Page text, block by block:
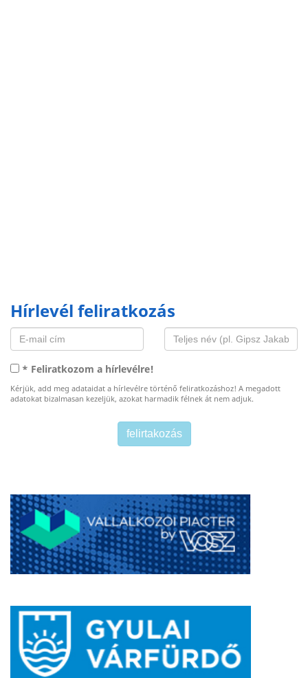
Hírlevél feliratkozás
* Feliratkozom a hírlevélre!
Kérjük, add meg adataidat a hírlevélre történő feliratkozáshoz! A megadott
adatokat bizalmasan kezeljük, azokat harmadik félnek át nem adjuk.